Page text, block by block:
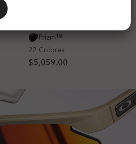
Prizm™
22 Colores
$5,059.00